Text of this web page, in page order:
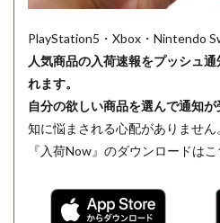
PlayStation5・Xbox・Nintendo
人気商品の入荷速報をプッシュ
れます。
自分の欲しい商品を選んで通知が
知に悩まされる心配がありません
『入荷Now』のダウンロードはこ